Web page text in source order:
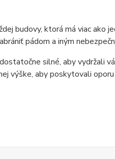
budovy, ktorá má viac ako
pádom a iným
silné, aby vydržali
výške, aby poskytovali